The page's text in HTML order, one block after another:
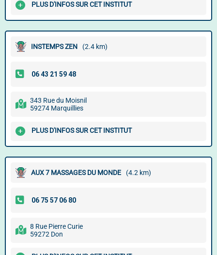
PLUS D'INFOS SUR CET INSTITUT
INSTEMPS ZEN (2.4 km)
343 Rue du Moisnil
59274 Marquillies
PLUS D'INFOS SUR CET INSTITUT
AUX 7 MASSAGES DU MONDE (4.2 km)
8 Rue Pierre Curie
59272 Don